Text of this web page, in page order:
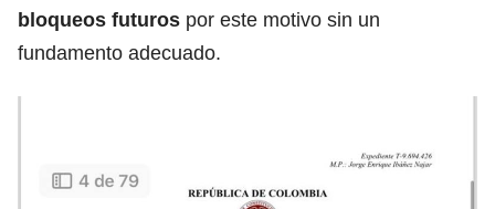
bloqueos futuros por este motivo sin un
fundamento adecuado.